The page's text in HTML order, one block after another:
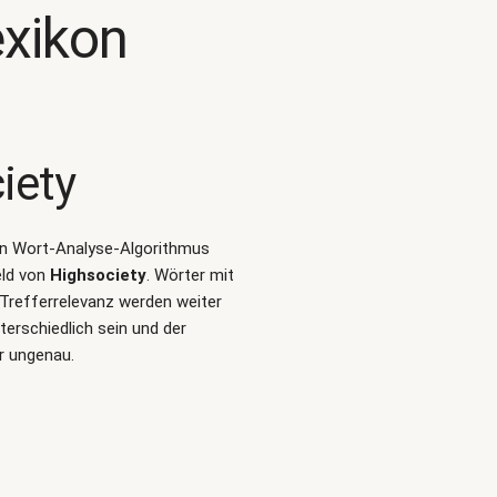
Wort-Analyse-Algorithmus
von Highsociety. Wörter mit
werden weiter
sein und der